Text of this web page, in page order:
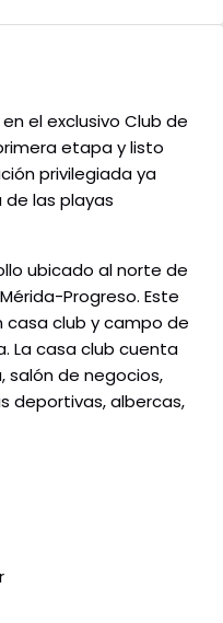
el exclusivo Club de
etapa y listo
privilegiada ya
las playas
ubicado al norte de
Progreso. Este
club y campo de
La casa club cuenta
salón de negocios,
deportivas, albercas,